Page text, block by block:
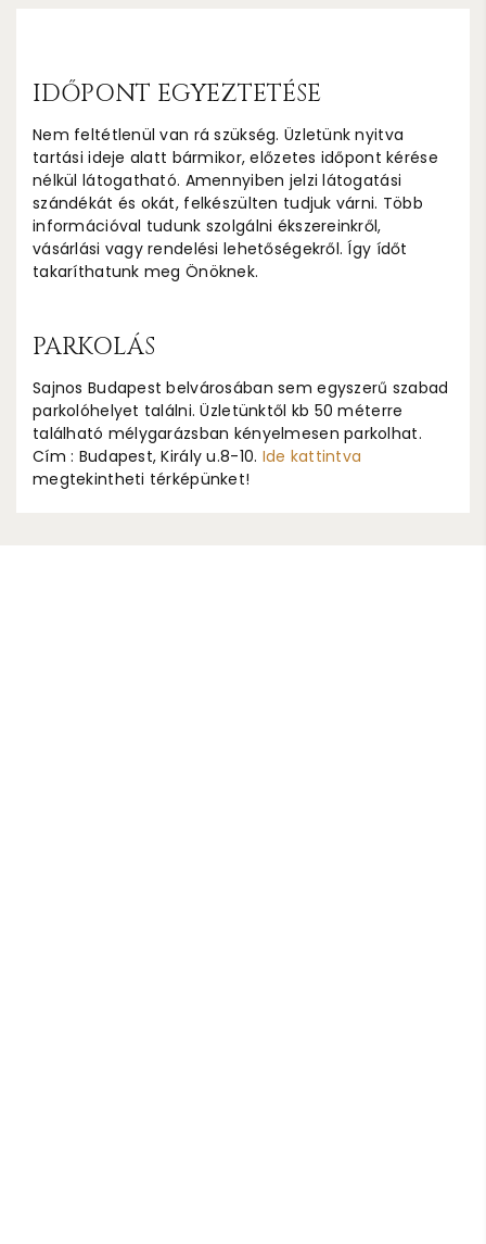
IDŐPONT EGYEZTETÉSE
Nem feltétlenül van rá szükség. Üzletünk nyitva
tartási ideje alatt bármikor, előzetes időpont kérése
nélkül látogatható. Amennyiben jelzi látogatási
szándékát és okát, felkészülten tudjuk várni. Több
információval tudunk szolgálni ékszereinkről,
vásárlási vagy rendelési lehetőségekről. Így ídőt
takaríthatunk meg Önöknek.
PARKOLÁS
Sajnos Budapest belvárosában sem egyszerű szabad
parkolóhelyet találni. Üzletünktől kb 50 méterre
található mélygarázsban kényelmesen parkolhat.
Cím : Budapest, Király u.8-10. Ide kattintva
megtekintheti térképünket!